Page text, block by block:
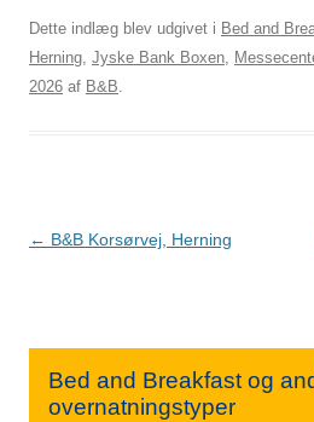
Dette indlæg blev udgivet i Bed and
Herning, Jyske Bank Boxen,
2026 af B&B.
Indlægsnavigation
← B&B Korsørvej, Herning
Bed and Breakfast og
overnatningstyper